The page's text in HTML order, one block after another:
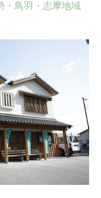
鳥羽・志摩地域